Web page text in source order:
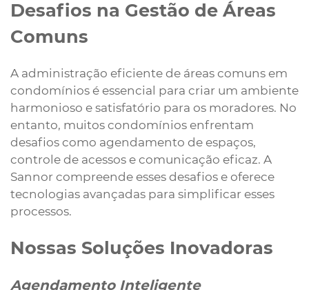
Desafios na Gestão de Áreas
Comuns
A administração eficiente de áreas comuns em
condomínios é essencial para criar um ambiente
harmonioso e satisfatório para os moradores. No
entanto, muitos condomínios enfrentam
desafios como agendamento de espaços,
controle de acessos e comunicação eficaz. A
Sannor compreende esses desafios e oferece
tecnologias avançadas para simplificar esses
processos.
Nossas Soluções Inovadoras
Agendamento Inteligente